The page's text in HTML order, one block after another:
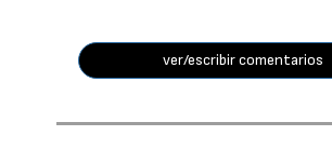
ver/escribir comentarios